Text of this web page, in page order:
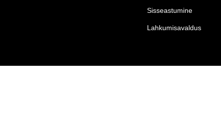
Sisseastumine
Lahkumisavaldus